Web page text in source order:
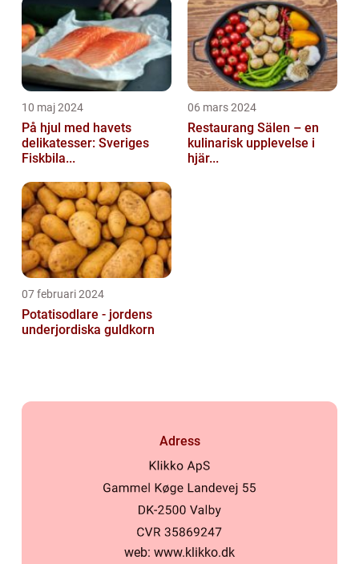
10 maj 2024
På hjul med havets
delikatesser: Sveriges
Fiskbila...
06 mars 2024
Restaurang Sälen – en
kulinarisk upplevelse i
hjär...
07 februari 2024
Potatisodlare - jordens
underjordiska guldkorn
Adress
web: www.klikko.dk